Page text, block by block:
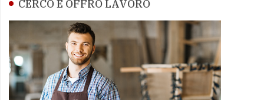
CERCO E OFFRO LAVORO